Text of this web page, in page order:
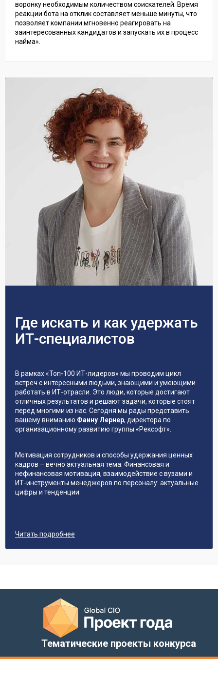
воронку необходимым количеством соискателей. Время
реакции бота на отклик составляет меньше минуты, что
позволяет компании мгновенно реагировать на
заинтересованных кандидатов и запускать их в процесс
найма».
Где искать и как удержать
ИТ-специалистов
В рамках «Топ-100 ИТ-лидеров» мы проводим цикл
встреч с интересными людьми, знающими и умеющими
работать в ИТ-отрасли. Это люди, которые достигают
отличных результатов и решают задачи, которые стоят
перед многими из нас. Сегодня мы рады представить
вашему вниманию Фаину Лернер, директора по
организационному развитию группы «Рексофт».
Мотивация сотрудников и способы удержания ценных
кадров – вечно актуальная тема. Финансовая и
нефинансовая мотивация, взаимодействие с вузами и
ИТ-инструменты менеджеров по персоналу: актуальные
цифры и тенденции.
Читать подробнее
Тематические проекты конкурса